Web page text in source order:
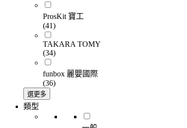
ProsKit 寶工
(41)
TAKARA TOMY
(34)
funbox 麗嬰國際
(36)
選更多
類型